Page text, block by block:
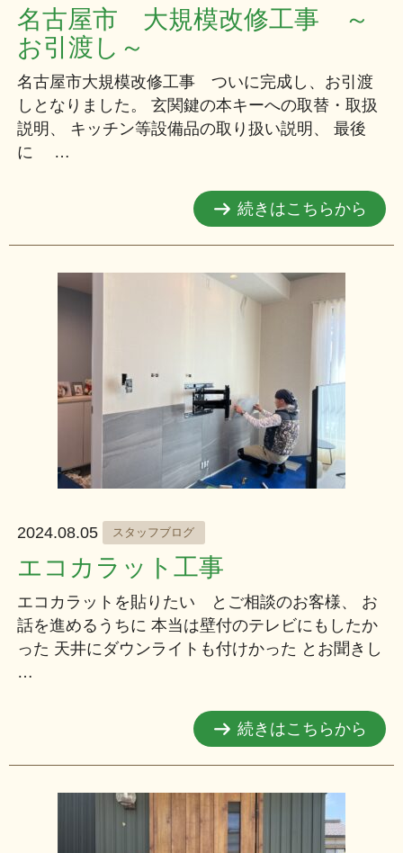
名古屋市 大規模改修工事 ～
お引渡し～
名古屋市大規模改修工事 ついに完成し、お引渡
しとなりました。 玄関鍵の本キーへの取替・取扱
説明、 キッチン等設備品の取り扱い説明、 最後
に …
続きはこちらから
2024.08.05 スタッフブログ
エコカラット工事
エコカラットを貼りたい とご相談のお客様、 お
話を進めるうちに 本当は壁付のテレビにもしたか
った 天井にダウンライトも付けかった とお聞きし
…
続きはこちらから